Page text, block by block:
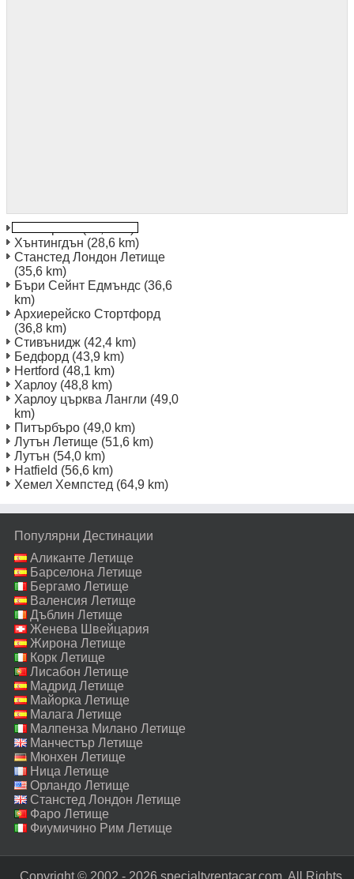
Хънтингдън (28,6 km)
Станстед Лондон Летище
(35,6 km)
Бъри Сейнт Едмъндс (36,6
km)
Архиерейско Стортфорд
(36,8 km)
Стивънидж (42,4 km)
Бедфорд (43,9 km)
Hertford (48,1 km)
Харлоу (48,8 km)
Харлоу църква Лангли (49,0
km)
Питърбъро (49,0 km)
Лутън Летище (51,6 km)
Лутън (54,0 km)
Hatfield (56,6 km)
Хемел Хемпстед (64,9 km)
Популярни Дестинации
Аликанте Летище
Барселона Летище
Бергамо Летище
Валенсия Летище
Дъблин Летище
Женева Швейцария
Летище
Жирона Летище
Корк Летище
Лисабон Летище
Мадрид Летище
Майорка Летище
Малага Летище
Малпенза Милано Летище
Манчестър Летище
Мюнхен Летище
Ница Летище
Орландо Летище
Станстед Лондон Летище
Фаро Летище
Фиумичино Рим Летище
Copyright © 2002 - 2026 specialtyrentacar.com. All Rights